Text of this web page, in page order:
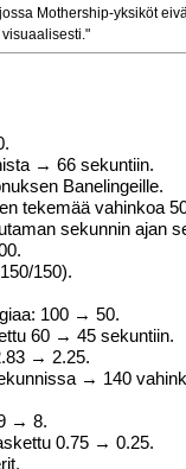
Mothership-yksiköt
→ 66 sekuntiin.
Banelingeille.
tekemää vahinkoa
sekunnin ajan
150).
100 → 50.
60 → 45 sekuntiin.
→ 2.25.
→ 140
→ 8.
0.75 → 0.25.